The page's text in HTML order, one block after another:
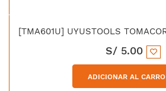
S/ 5.00
ADICIONAR AL CARRO